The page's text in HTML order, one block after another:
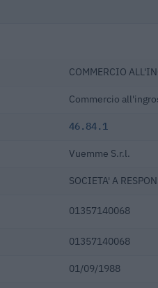
COMMERCIO
Commercio
46.84.1
Vuemme S.r.l.
SOCIETA' A
01357140068
01357140068
01/09/1988